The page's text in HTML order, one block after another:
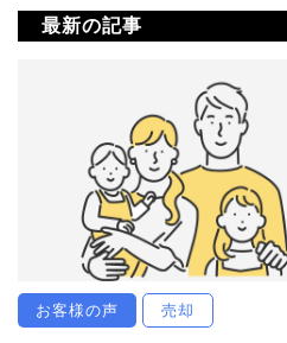
最新の記事
お客様の声 売却